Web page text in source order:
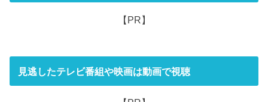
【PR】
見逃したテレビ番組や映画は動画で視聴